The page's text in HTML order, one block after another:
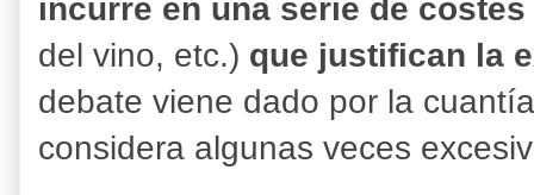
incurre en una serie de costes
del vino, etc.) que justifican la
debate viene dado por la
considera algunas veces